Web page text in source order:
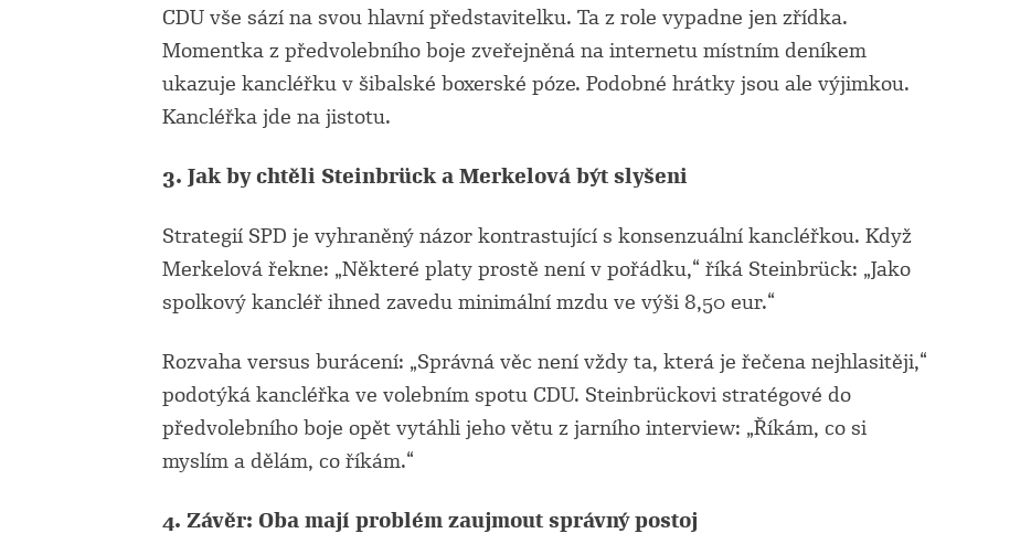
CDU vše sází na svou hlavní představitelku. Ta z role vypadne jen zřídka.
Momentka z předvolebního boje zveřejněná na internetu místním deníkem
ukazuje kancléřku v šibalské boxerské póze. Podobné hrátky jsou ale výjimkou.
Kancléřka jde na jistotu.
3. Jak by chtěli Steinbrück a Merkelová být slyšeni
Strategií SPD je vyhraněný názor kontrastující s konsenzuální kancléřkou. Když
Merkelová řekne: „Některé platy prostě není v pořádku,“ říká Steinbrück: „Jako
spolkový kancléř ihned zavedu minimální mzdu ve výši 8,50 eur.“
Rozvaha versus burácení: „Správná věc není vždy ta, která je řečena nejhlasitěji,“
podotýká kancléřka ve volebním spotu CDU. Steinbrückovi stratégové do
předvolebního boje opět vytáhli jeho větu z jarního interview: „Říkám, co si
myslím a dělám, co říkám.“
4. Závěr: Oba mají problém zaujmout správný postoj